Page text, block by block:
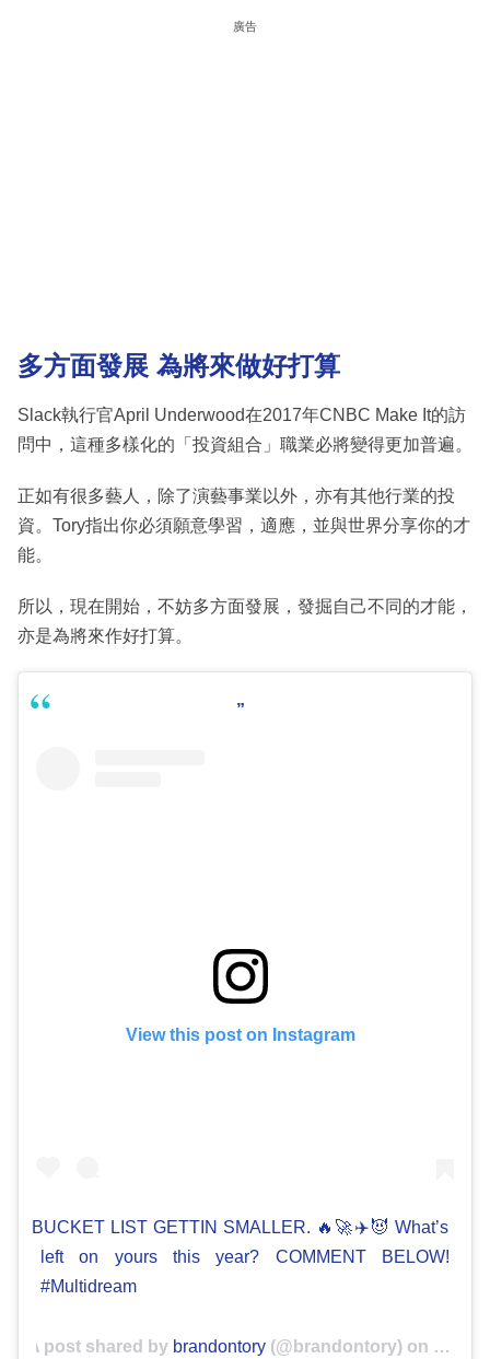
廣告
多方面發展 為將來做好打算
Slack執行官April Underwood在2017年CNBC Make It的訪
問中，這種多樣化的「投資組合」職業必將變得更加普遍。
正如有很多藝人，除了演藝事業以外，亦有其他行業的投
資。Tory指出你必須願意學習，適應，並與世界分享你的才
能。
所以，現在開始，不妨多方面發展，發掘自己不同的才能，
亦是為將來作好打算。
View this post on Instagram
BUCKET LIST GETTIN SMALLER. 🔥🚀✈️😈 What’s
left on yours this year? COMMENT BELOW!
#Multidream
A post shared by brandontory(@brandontory) on Oct 26,